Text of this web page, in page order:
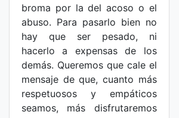
broma por la del acoso o el
abuso. Para pasarlo bien no
hay que ser pesado, ni
hacerlo a expensas de los
demás. Queremos que cale el
mensaje de que, cuanto más
respetuosos y empáticos
seamos, más disfrutaremos